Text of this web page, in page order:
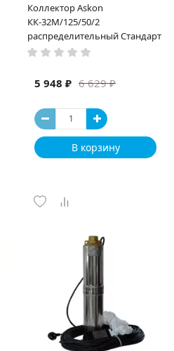
Коллектор Askon
КК-32М/125/50/2
распределительный Стандарт
6 629 ₽
5 948 ₽
В корзину